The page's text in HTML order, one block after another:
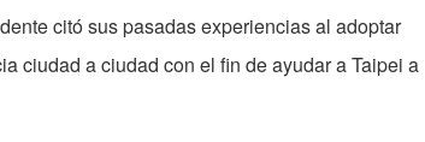
citó sus pasadas experiencias al adoptar
ciudad a ciudad con el fin de ayudar a Taipei a